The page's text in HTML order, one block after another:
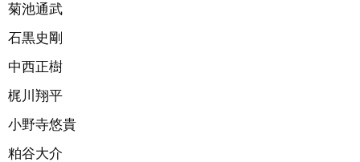
菊池通武
石黒史剛
中西正樹
梶川翔平
小野寺悠貴
粕谷大介